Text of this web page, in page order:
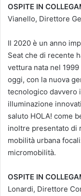
OSPITE IN
Vianello, Direttore
Il 2020 è un anno
Seat che di recente
vettura nata nel
oggi, con la nuova
tecnologico davvero
illuminazione
saluto HOLA! come
inoltre presentato di
mobilità urbana
micromobilità.
OSPITE IN
Lonardi, Direttore